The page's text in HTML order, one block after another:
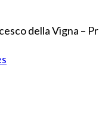
della Vigna –